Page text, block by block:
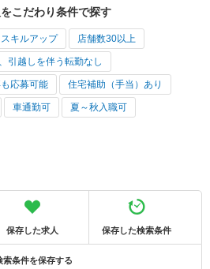
こだわり条件で探す
スキルアップ 店舗数30以上
引越しを伴う転勤なし
応募可能 住宅補助（手当）あり
車通勤可 夏～秋入職可
保存した求人 保存した検索条件
索条件を保存する